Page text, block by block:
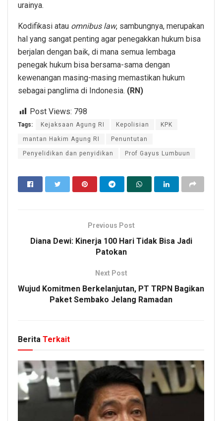
urainya.
Kodifikasi atau omnibus law, sambungnya, merupakan
hal yang sangat penting agar penegakkan hukum bisa
berjalan dengan baik, di mana semua lembaga
penegak hukum bisa bersama-sama dengan
kewenangan masing-masing memastikan hukum
sebagai panglima di Indonesia. (RN)
Post Views: 798
Tags: Kejaksaan Agung RI Kepolisian KPK
mantan Hakim Agung RI Penuntutan
Penyelidikan dan penyidikan Prof Gayus Lumbuun
Previous Post
Diana Dewi: Kinerja 100 Hari Tidak Bisa Jadi
Patokan
Next Post
Wujud Komitmen Berkelanjutan, PT TRPN Bagikan
Paket Sembako Jelang Ramadan
Berita Terkait